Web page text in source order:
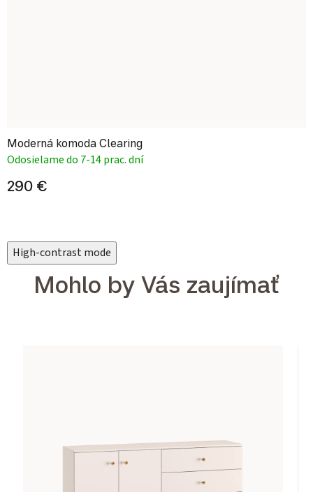
Moderná komoda Clearing
Odosielame do 7-14 prac. dní
290 €
High-contrast mode
Mohlo by Vás zaujímať